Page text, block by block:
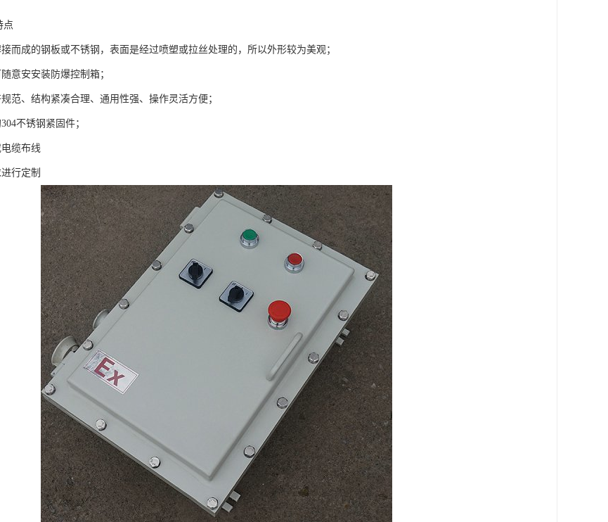
点
而成的钢板或不锈钢，表面是经过喷塑或拉丝处理的，所以外形较为美观；
意安安装防爆控制箱；
范、结构紧凑合理、通用性强、操作灵活方便；
不锈钢紧固件；
缆布线
行定制